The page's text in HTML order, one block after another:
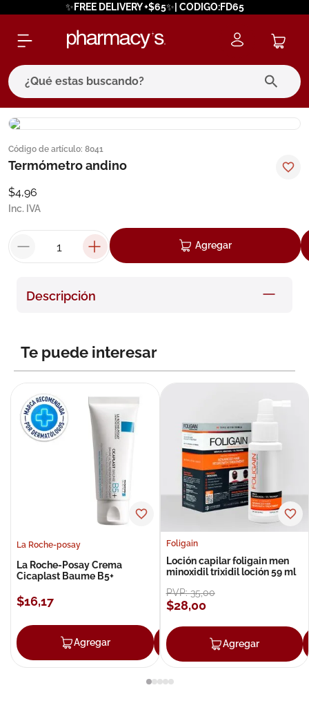
✨FREE DELIVERY +$65✨| CODIGO:FD65
¿Qué estas buscando?
Código de artículo: 8041
Termómetro andino
$4,96
Inc. IVA
Agregar
Descripción
Te puede interesar
La Roche-posay
La Roche-Posay Crema
Cicaplast Baume B5+
$16,17
Agregar Agregar
Foligain
Loción capilar foligain men
minoxidil trixidil loción 59 ml
PVP:35,00
$28,00
Agregar
términos más buscados
1. eucerin
cerave
7. isdin
10.pañales